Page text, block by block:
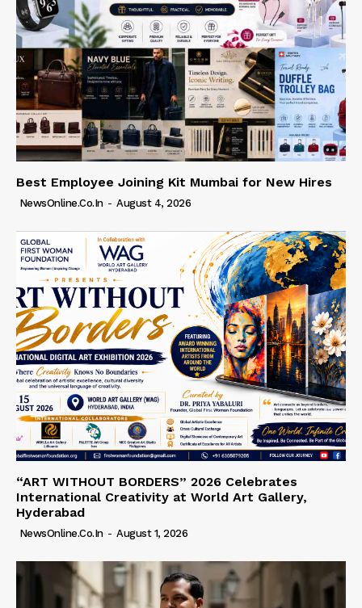
Best Employee Joining Kit Mumbai for New Hires
NewsOnline.co.in - August 4, 2026
“ART WITHOUT BORDERS” 2026 Celebrates
International Creativity at World Art Gallery,
Hyderabad
NewsOnline.co.in - August 1, 2026